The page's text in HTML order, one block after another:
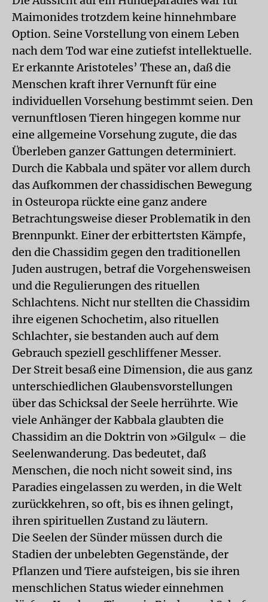
Maimonides trotzdem keine hinnehmbare
Option. Seine Vorstellung von einem Leben
nach dem Tod war eine zutiefst intellektuelle.
Er erkannte Aristoteles’ These an, daß die
Menschen kraft ihrer Vernunft für eine
individuellen Vorsehung bestimmt seien. Den
vernunftlosen Tieren hingegen komme nur
eine allgemeine Vorsehung zugute, die das
Überleben ganzer Gattungen determiniert.
Durch die Kabbala und später vor allem durch
das Aufkommen der chassidischen Bewegung
in Osteuropa rückte eine ganz andere
Betrachtungsweise dieser Problematik in den
Brennpunkt. Einer der erbittertsten Kämpfe,
den die Chassidim gegen den traditionellen
Juden austrugen, betraf die Vorgehensweisen
und die Regulierungen des rituellen
Schlachtens. Nicht nur stellten die Chassidim
ihre eigenen Schochetim, also rituellen
Schlachter, sie bestanden auch auf dem
Gebrauch speziell geschliffener Messer.
Der Streit besaß eine Dimension, die aus ganz
unterschiedlichen Glaubensvorstellungen
über das Schicksal der Seele herrührte. Wie
viele Anhänger der Kabbala glaubten die
Chassidim an die Doktrin von »Gilgul« – die
Seelenwanderung. Das bedeutet, daß
Menschen, die noch nicht soweit sind, ins
Paradies eingelassen zu werden, in die Welt
zurückkehren, so oft, bis es ihnen gelingt,
ihren spirituellen Zustand zu läutern.
Die Seelen der Sünder müssen durch die
Stadien der unbelebten Gegenstände, der
Pflanzen und Tiere aufsteigen, bis sie ihren
menschlichen Status wieder einnehmen